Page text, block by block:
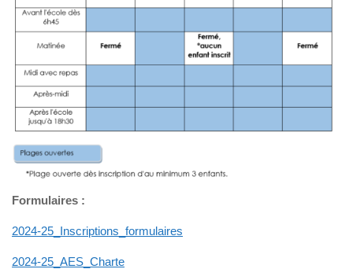
Formulaires :
2024-25_Inscriptions_formulaires
2024-25_AES_Charte